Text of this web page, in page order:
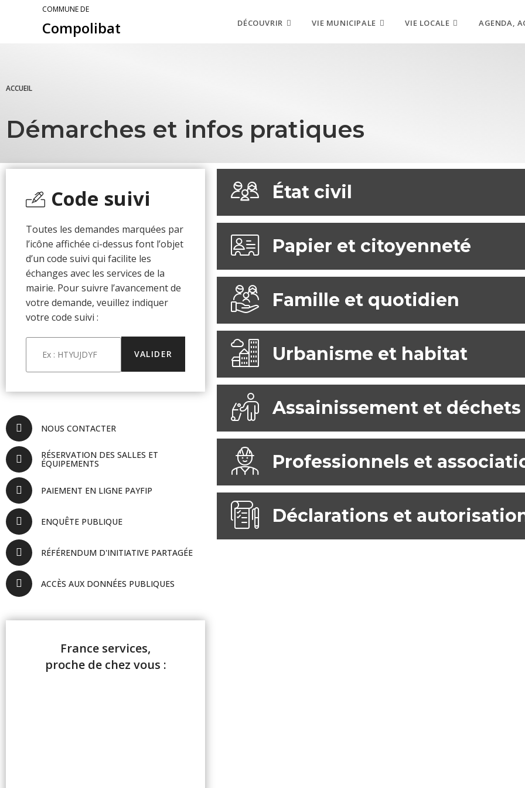
COMMUNE DE
Compolibat DÉCOUVRIR VIE MUNICIPALE VIE LOCALE AGENDA,
ACCUEIL
Démarches et infos pratiques
Code suivi
Toutes les demandes marquées par
l’icône affichée ci-dessus font l’objet
d’un code suivi qui facilite les
échanges avec les services de la
mairie. Pour suivre l’avancement de
votre demande, veuillez indiquer
votre code suivi :
NOUS CONTACTER
RÉSERVATION DES SALLES ET
ÉQUIPEMENTS
PAIEMENT EN LIGNE PAYFIP
ENQUÊTE PUBLIQUE
RÉFÉRENDUM D'INITIATIVE PARTAGÉE
ACCÈS AUX DONNÉES PUBLIQUES
France services,
proche de chez vous :
État civil
Papier et citoyenneté
Famille et quotidien
Urbanisme et habitat
Assainissement et déchets
Professionnels et
Déclarations et